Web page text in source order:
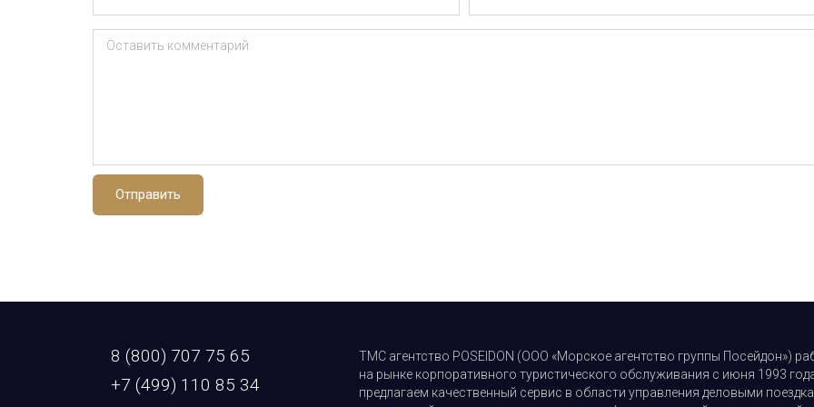
Оставить комментарий
Отправить
8 (800) 707 75 65
+7 (499) 110 85 34
ТМС агентство POSEIDON (ООО «Морское агентство группы Посейдон»)
на рынке корпоративного туристического обслуживания с июня 1993
предлагаем качественный сервис в области управления деловыми